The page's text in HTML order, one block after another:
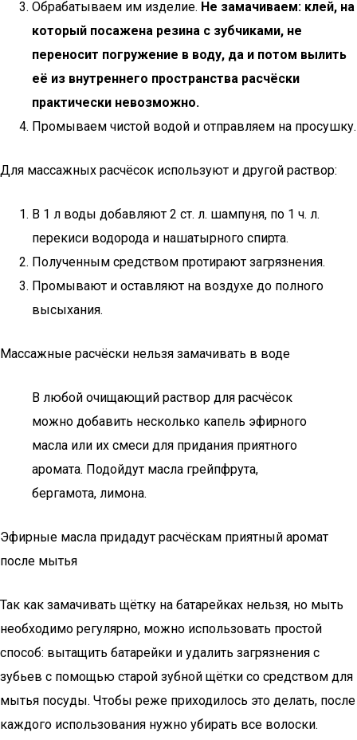
Обрабатываем им изделие. Не замачиваем: клей, на
который посажена резина с зубчиками, не
переносит погружение в воду, да и потом вылить
её из внутреннего пространства расчёски
практически невозможно.
Промываем чистой водой и отправляем на просушку.
Для массажных расчёсок используют и другой раствор:
В 1 л воды добавляют 2 ст. л. шампуня, по 1 ч. л.
перекиси водорода и нашатырного спирта.
Полученным средством протирают загрязнения.
Промывают и оставляют на воздухе до полного
высыхания.
Массажные расчёски нельзя замачивать в воде
В любой очищающий раствор для расчёсок
можно добавить несколько капель эфирного
масла или их смеси для придания приятного
аромата. Подойдут масла грейпфрута,
бергамота, лимона.
Эфирные масла придадут расчёскам приятный аромат
после мытья
Так как замачивать щётку на батарейках нельзя, но мыть
необходимо регулярно, можно использовать простой
способ: вытащить батарейки и удалить загрязнения с
зубьев с помощью старой зубной щётки со средством для
мытья посуды. Чтобы реже приходилось это делать, после
каждого использования нужно убирать все волоски.